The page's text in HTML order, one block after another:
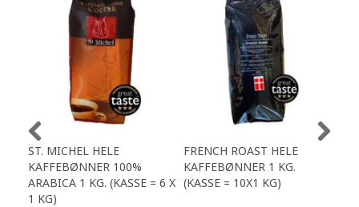
ST. MICHEL HELE
KAFFEBØNNER 100%
ARABICA 1 KG. (KASSE = 6 X
1 KG)
FRENCH ROAST HELE
KAFFEBØNNER 1 KG.
(KASSE = 10X1 KG)